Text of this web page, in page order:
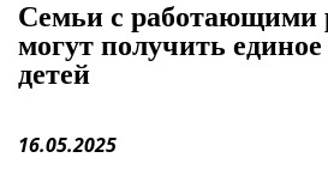
Семьи с работающими
могут получить единое
детей
16.05.2025